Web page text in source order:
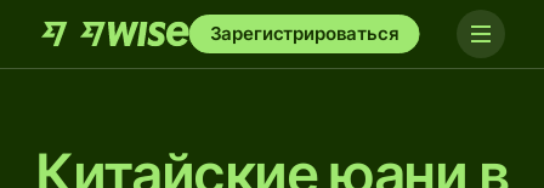
Зарегистрироваться
Китайские юани в